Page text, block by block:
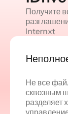
Получите
Internxt
Не все
сквозным
разделяет